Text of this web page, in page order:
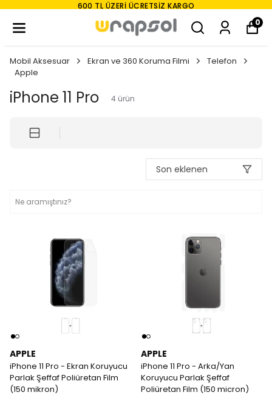
600 TL ÜZERI ÜCRETSIZ KARGO
0
Mobil Aksesuar Ekran ve 360 Koruma Filmi
Telefon
Apple
iPhone 11 Pro 4 ürün
Son eklenen
APPLE
iPhone 11 Pro - Ekran Koruyucu
Parlak Şeffaf Poliüretan Film
(150 mikron)
APPLE
iPhone 11 Pro - Arka/Yan
Koruyucu Parlak Şeffaf
Poliüretan Film (150 micron)